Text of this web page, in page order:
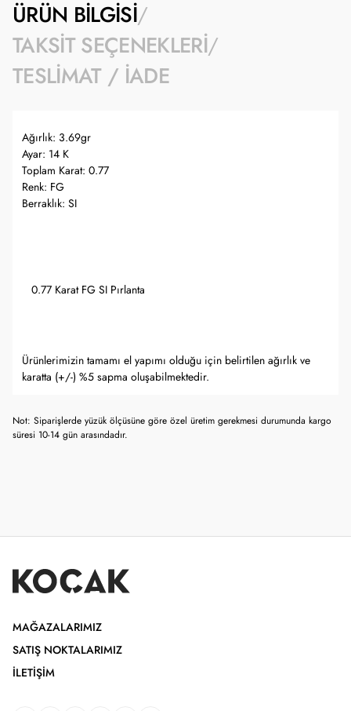
ÜRÜN BILGISI
TAKSIT SEÇENEKLERI
TESLIMAT / İADE
Ağırlık: 3.69gr
Ayar: 14 K
Toplam Karat: 0.77
Renk: FG
Berraklık: SI
0.77 Karat FG SI Pırlanta
Ürünlerimizin tamamı el yapımı olduğu için belirtilen ağırlık ve
karatta (+/-) %5 sapma oluşabilmektedir.
Not: Siparişlerde yüzük ölçüsüne göre özel üretim gerekmesi durumunda kargo
süresi 10-14 gün arasındadır.
MAĞAZALARIMIZ
SATIŞ NOKTALARIMIZ
İLETIŞIM